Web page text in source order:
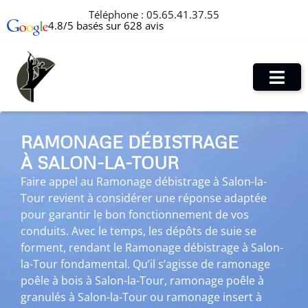
Téléphone : 05.65.41.37.55
4.8/5 basés sur 628 avis
RAMONAGE DÉBISTRAGE
À SALON-LA-TOUR
Faire appel au Ramonage débistrage à Salon-la-
Tour revient à considérer une réponse adaptée
pour garantir le bon fonctionnement de vos
conduits. Avec le temps, les dépôts de suie se
forment, rendant le Ramonage débistrage à Salon-
la-Tour fondamental. Qu’il s’agisse de ramonage
poêle à bois à Salon-la-Tour, ramonage poêle à
granulés à Salon-la-Tour ou ramonage insert à